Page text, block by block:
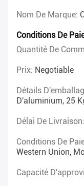
Nom De Marque:
Conditions De
Quantité De
Prix: Negotiable
Détails
D'aluminium, 25
Délai De Livraison:
Conditions De
Western Union,
Capacité